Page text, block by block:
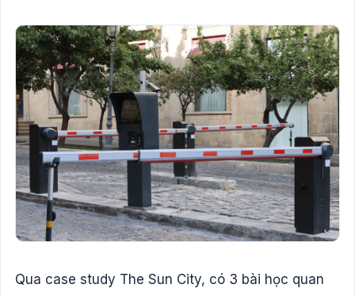
Qua case study The Sun City, có 3 bài học quan